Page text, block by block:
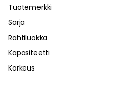
Tuotemerkki
Sarja
Rahtiluokka
Kapasiteetti
Korkeus